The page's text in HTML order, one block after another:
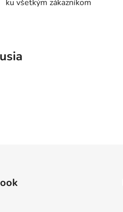
ku všetkým zákazníkom